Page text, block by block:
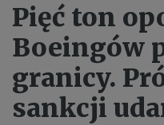
Pięć ton
Boeingów
granicy.
sankcji